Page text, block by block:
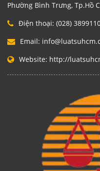
Phường Bình Trưng, Tp.Hồ
Điện thoại: (028)
Email:
Website: http://